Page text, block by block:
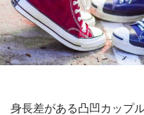
身長差がある凸凹カップ